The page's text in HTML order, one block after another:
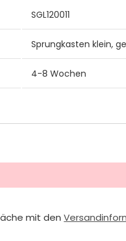
SGL120011
Sprungkasten klein,
4-8 Wochen
mit den